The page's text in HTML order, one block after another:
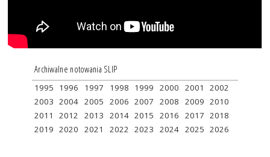
Archiwalne notowania SLIP
1995 1996 1997 1998 1999 2000 2001
2002
2003 2004 2005 2006 2007 2008 2009 2010
2011
2012 2013 2014 2015 2016 2017 2018
2019 2020 2021 2022 2023 2024 2025 2026